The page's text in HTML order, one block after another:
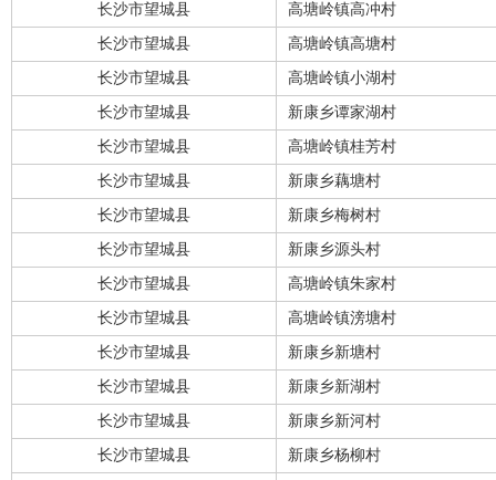
长沙市望城县 高塘岭镇高冲村
长沙市望城县 高塘岭镇高塘村
长沙市望城县 高塘岭镇小湖村
长沙市望城县 新康乡谭家湖村
长沙市望城县 高塘岭镇桂芳村
长沙市望城县 新康乡藕塘村
长沙市望城县 新康乡梅树村
长沙市望城县 新康乡源头村
长沙市望城县 高塘岭镇朱家村
长沙市望城县 高塘岭镇滂塘村
长沙市望城县 新康乡新塘村
长沙市望城县 新康乡新湖村
长沙市望城县 新康乡新河村
长沙市望城县 新康乡杨柳村